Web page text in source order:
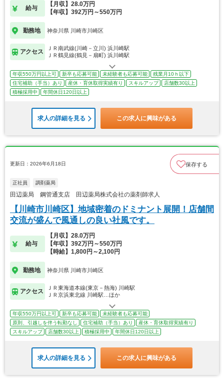
給与
【月収】28.0万円
【年収】392万円～550万円
勤務地 神奈川県 川崎市川崎区
アクセス
ＪＲ南武線(川崎－立川) 浜川崎駅
ＪＲ鶴見線(鶴見－扇町) 浜川崎駅
年収550万円以上可 新卒も応募可能 未経験者も応募可能
残業月10ｈ以下
住宅補助（手当）あり
産休・育休取得実績有り スキルアップ
店舗数30以上
積極採用中
年間休日120日以上
求人の詳細を見る この求人に興味がある
更新日：2026年6月18日 保存する
正社員 調剤薬局
田辺薬局 鋼管通支店 田辺薬局株式会社の薬剤師求人
【川崎市川崎区】地域密着のドミナント展開！店舗間
交流が盛んで風通しの良い社風です。
給与
【月収】28.0万円
【年収】392万円～550万円
【時給】1,800円～2,100円
勤務地 神奈川県 川崎市川崎区
アクセス
ＪＲ東海道本線(東京－熱海) 川崎駅
ＪＲ京浜東北線 川崎駅…ほか
年収550万円以上可 新卒も応募可能
未経験者も応募可能
原則、引越しを伴う転勤なし
住宅補助（手当）あり
産休・育休取得実績有り
スキルアップ
店舗数30以上 積極採用中 年間休日120日以上
求人の詳細を見る この求人に興味がある